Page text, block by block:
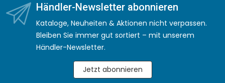
Händler-Newsletter abonnieren
Kataloge, Neuheiten & Aktionen nicht verpassen.
Bleiben Sie immer gut sortiert – mit unserem
Händler-Newsletter.
Jetzt abonnieren